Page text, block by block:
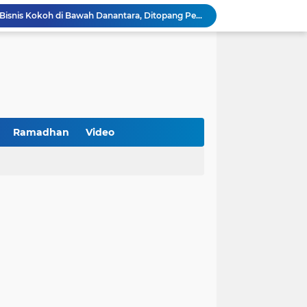
BNI Catat Fundamental Bisnis Kokoh di Bawah Danantara, Ditopang Pertumbuhan Kredit dan Kualitas Aset
Jakarta Raih Digital Excellence Awards 2026
Kemerdekaan
Ramadhan Video